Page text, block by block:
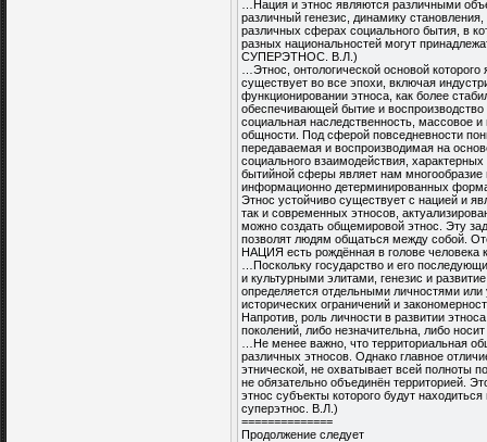
…Нация и этнос являются различными
различный генезис, динамику
различных сферах социального бытия, в
разных национальностей могут
СУПЕРЭТНОС. В.Л.)
…Этнос, онтологической основой
существует во все эпохи, включая
функционировании этноса, как более
обеспечивающей бытие и
социальная наследственность, массовое
общности. Под сферой повседневности
передаваемая и воспроизводимая на
социального взаимодействия,
бытийной сферы являет нам многообразие
информационно детерминированных
Этнос устойчиво существует с нацией и
так и современных этносов,
можно создать общемировой этнос. Эту
позволят людям общаться между собой.
НАЦИЯ есть рождённая в голове человека
…Поскольку государство и его
и культурными элитами, генезис и
определяется отдельными личностями
исторических ограничений и
Напротив, роль личности в развитии
поколений, либо незначительна, либо
…Не менее важно, что территориальная
различных этносов. Однако главное
этнической, не охватывает всей полноты
не обязательно объединён территорией.
этнос субъекты которого будут
суперэтнос. В.Л.)
==============
Продолжение следует